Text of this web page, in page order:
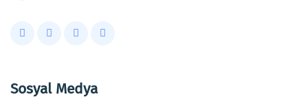
Sosyal Medya